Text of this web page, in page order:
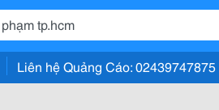
Liên hệ Quảng Cáo: 02439747875